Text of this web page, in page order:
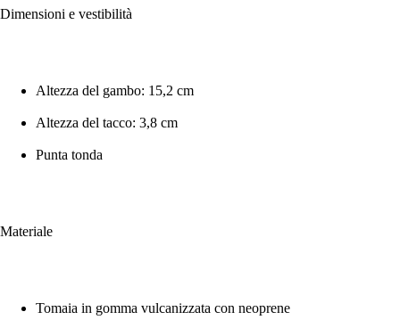
Dimensioni e vestibilità
Altezza del gambo: 15,2 cm
Altezza del tacco: 3,8 cm
Punta tonda
Materiale
Tomaia in gomma vulcanizzata con neoprene